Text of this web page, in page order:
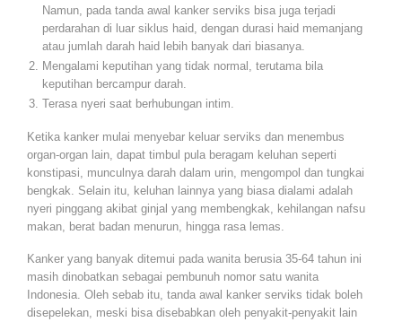
Namun, pada tanda awal kanker serviks bisa juga terjadi
perdarahan di luar siklus haid, dengan durasi haid memanjang
atau jumlah darah haid lebih banyak dari biasanya.
Mengalami keputihan yang tidak normal, terutama bila
keputihan bercampur darah.
Terasa nyeri saat berhubungan intim.
Ketika kanker mulai menyebar keluar serviks dan menembus
organ-organ lain, dapat timbul pula beragam keluhan seperti
konstipasi, munculnya darah dalam urin, mengompol dan tungkai
bengkak. Selain itu, keluhan lainnya yang biasa dialami adalah
nyeri pinggang akibat ginjal yang membengkak, kehilangan nafsu
makan, berat badan menurun, hingga rasa lemas.
Kanker yang banyak ditemui pada wanita berusia 35-64 tahun ini
masih dinobatkan sebagai pembunuh nomor satu wanita
Indonesia. Oleh sebab itu, tanda awal kanker serviks tidak boleh
disepelekan, meski bisa disebabkan oleh penyakit-penyakit lain